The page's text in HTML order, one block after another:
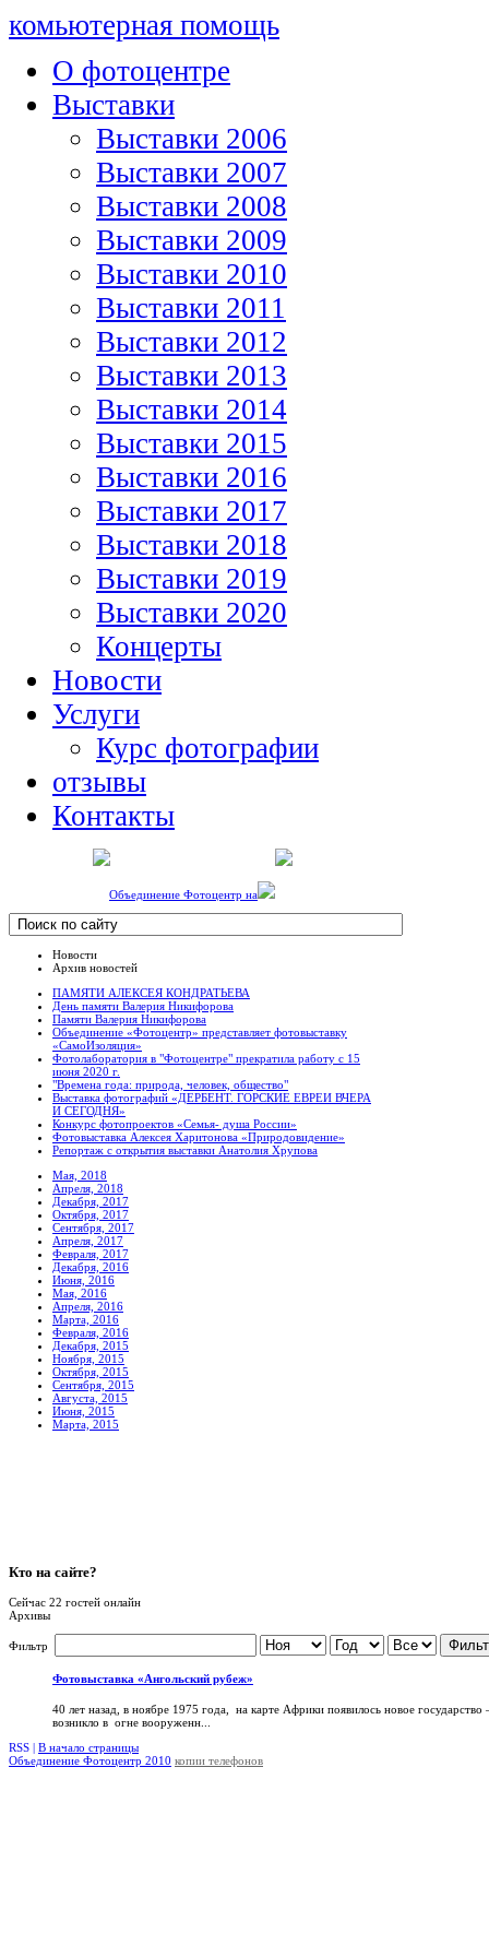
комьютерная помощь
О фотоцентре
Выставки
Выставки 2006
Выставки 2007
Выставки 2008
Выставки 2009
Выставки 2010
Выставки 2011
Выставки 2012
Выставки 2013
Выставки 2014
Выставки 2015
Выставки 2016
Выставки 2017
Выставки 2018
Выставки 2019
Выставки 2020
Концерты
Новости
Услуги
Курс фотографии
отзывы
Контакты
Объединение Фотоцентр на
Новости
Архив новостей
ПАМЯТИ АЛЕКСЕЯ КОНДРАТЬЕВА
День памяти Валерия Никифорова
Памяти Валерия Никифорова
Объединение «Фотоцентр» представляет фотовыставку
«СамоИзоляция»
Фотолаборатория в "Фотоцентре" прекратила работу с 15
июня 2020 г.
"Времена года: природа, человек, общество"
Выставка фотографий «ДЕРБЕНТ. ГОРСКИЕ ЕВРЕИ ВЧЕРА
И СЕГОДНЯ»
Конкурс фотопроектов «Семья- душа России»
Фотовыставка Алексея Харитонова «Природовидение»
Репортаж с открытия выставки Анатолия Хрупова
Мая, 2018
Апреля, 2018
Декабря, 2017
Октября, 2017
Сентября, 2017
Апреля, 2017
Февраля, 2017
Декабря, 2016
Июня, 2016
Мая, 2016
Апреля, 2016
Марта, 2016
Февраля, 2016
Декабря, 2015
Ноября, 2015
Октября, 2015
Сентября, 2015
Августа, 2015
Июня, 2015
Марта, 2015
Кто на сайте?
Сейчас 22 гостей онлайн
Архивы
Фильтр
Фотовыставка «Ангольский рубеж»
40 лет назад, в ноябре 1975 года, на карте Африки появилось новое
возникло в огне вооруженн...
RSS | В начало страницы
Объединение Фотоцентр 2010 копии телефонов